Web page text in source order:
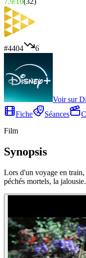
#4404 6
Voir sur
Fiche Séances
Film
Synopsis
Lors d'un voyage en
péchés mortels, la jalousie.